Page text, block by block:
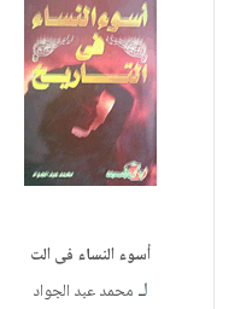
أسوء النساء فى الت
لـ محمد عبد الجواد